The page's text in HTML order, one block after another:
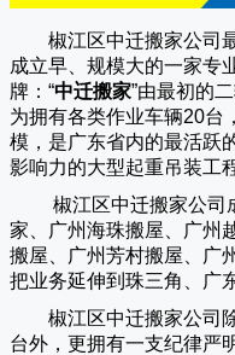
椒江区中迁搬家公司
成立早、规模大的一家专
牌：“中迁搬家”由最初的
为拥有各类作业车辆20台
模，是广东省内的最活跃
影响力的大型起重吊装工
椒江区中迁搬家公司
家、广州海珠搬屋、广州
搬屋、广州芳村搬屋、广
把业务延伸到珠三角、广
椒江区中迁搬家公司
台外，更拥有一支纪律严